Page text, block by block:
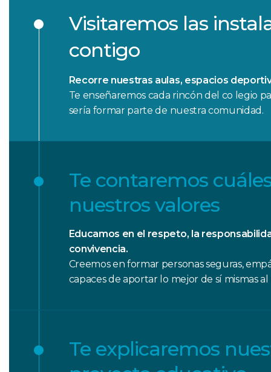
Visitaremos las
contigo
Recorre nuestras aulas, espacios
Te enseñaremos cada rincón del co legio
sería formar parte de nuestra comunidad.
Te contaremos
nuestros valores
Educamos en el respeto, la
convivencia.
Creemos en formar personas seguras,
capaces de aportar lo mejor de sí mismas
Te explicaremos